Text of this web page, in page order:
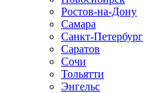
Ростов-на-Дону
Самара
Санкт-Петербург
Саратов
Сочи
Тольятти
Энгельс